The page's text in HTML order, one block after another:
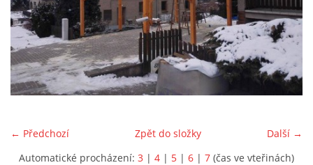
Marek Petruželka
Studýnka 131
Hronov
549 46
+420 731561027
Aktualizováno: 22. 9. 2023
← Předchozí Další →
Zpět do složky
Automatické procházení: 3 | 4 | 5 | 6 | 7 (čas ve vteřinách)